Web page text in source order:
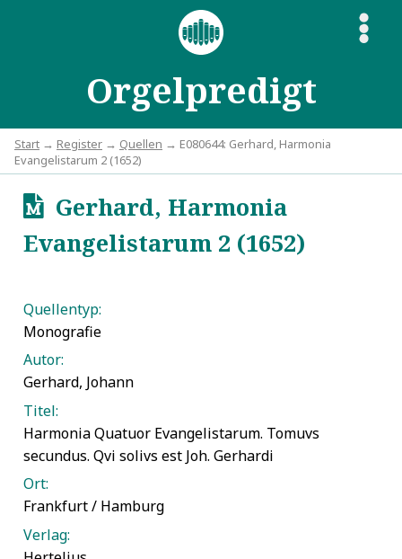
Orgelpredigt
S
Start → Register → Quellen → E080644: Gerhard, Harmonia
Evangelistarum 2 (1652)
uGerhard, Harmonia
Evangelistarum 2 (1652)
Quellentyp:
Monografie
Autor:
Gerhard, Johann
Titel:
Harmonia Quatuor Evangelistarum. Tomuvs
secundus. Qvi solivs est Joh. Gerhardi
Ort:
Frankfurt / Hamburg
Verlag: